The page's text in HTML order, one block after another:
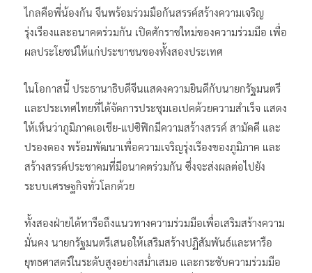
ไกลคือพี่น้องกัน จีนพร้อมร่วมมือกันสรรค์สร้างความเจริญ
รุ่งเรืองและอนาคตร่วมกัน เปิดศักราชใหม่ของความร่วมมือ เพื่อ
ผลประโยชน์ให้แก่ประชาชนของทั้งสองประเทศ
ในโอกาสนี้ ประธานาธิบดีจีนแสดงความยินดีกับนายกรัฐมนตรี
และประเทศไทยที่ได้จัดการประชุมเอเปคด้วยความสำเร็จ แสดง
ให้เห็นว่าภูมิภาคเอเชีย-แปซิฟิกมีความสร้างสรรค์ สามัคคี และ
ปรองดอง พร้อมพัฒนาเพื่อความเจริญรุ่งเรืองของภูมิภาค และ
สร้างสรรค์ประชาคมที่มีอนาคตร่วมกัน ซึ่งจะส่งผลต่อไปยัง
ระบบเศรษฐกิจทั่วโลกด้วย
ทั้งสองฝ่ายได้หารือถึงแนวทางความร่วมมือเพื่อเสริมสร้างความ
มั่นคง นายกรัฐมนตรีเสนอให้เสริมสร้างปฏิสัมพันธ์และหารือ
ยุทธศาสตร์ในระดับสูงอย่างสม่ำเสมอ และกระชับความร่วมมือ